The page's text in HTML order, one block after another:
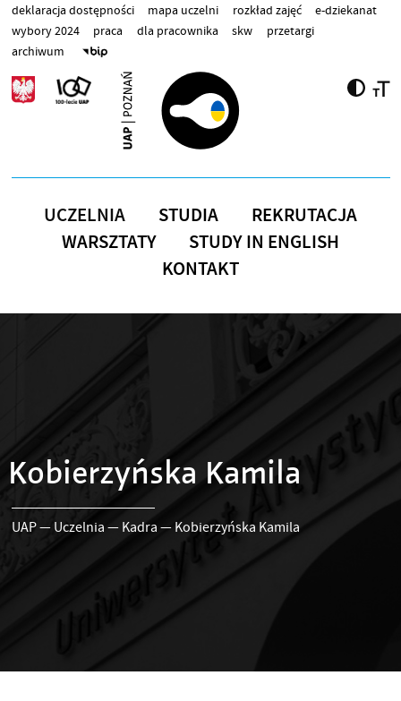
Przejdź do treści
deklaracja dostępności mapa uczelni rozkład zajęć
e-dziekanat
wybory 2024
praca dla pracownika skw
przetargi
archiwum
UCZELNIA STUDIA
REKRUTACJA
WARSZTATY
STUDY IN ENGLISH
KONTAKT
Kobierzyńska Kamila
UAP— Uczelnia — Kadra — Kobierzyńska Kamila